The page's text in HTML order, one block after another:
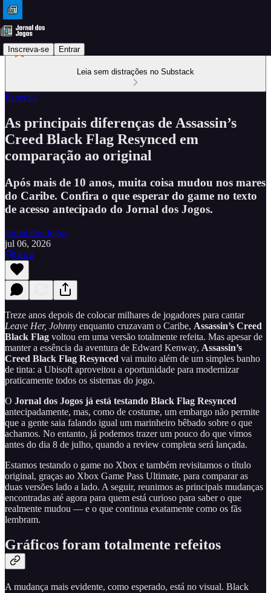
Inscreva-se Entrar
Leia sem distrações no Substack
Especial
As principais diferenças de Assassin’s
Creed Black Flag Resynced em
comparação ao original
Após mais de 10 anos, muita coisa mudou nos mares
do Caribe. Confira o que esperar do game no texto
de acesso antecipado do Jornal dos Jogos.
Jornal dos Jogos
jul 06, 2026
Ouça
Treze anos depois de colocar milhares de jogadores para cantar
Leave Her, Johnny enquanto cruzavam o Caribe, Assassin’s Creed
Black Flag voltou em uma versão totalmente refeita. Mas apesar de
manter a essência da aventura de Edward Kenway, Assassin’s
Creed Black Flag Resynced vai muito além de um simples banho
de tinta: a Ubisoft aproveitou a oportunidade para modernizar
praticamente todos os sistemas do jogo.
O Jornal dos Jogos já está testando Black Flag Resynced
antecipadamente, mas, como de costume, um embargo não permite
que a gente saia falando igual um marinheiro bêbado sobre o que
achamos. No entanto, já podemos trazer um pouco do que vimos
antes do dia 8 de julho, quando a review completa será lançada.
Estamos testando o game no Xbox e também revisitamos o título
original, graças ao Xbox Game Pass Ultimate, para comparar as
duas versões lado a lado. A seguir, reunimos as principais mudanças
encontradas até agora para quem está curioso para saber o que
realmente mudou — e o que continua exatamente como os fãs
lembram.
Gráficos foram totalmente refeitos
A mudança mais evidente, como esperado, está no visual. Black